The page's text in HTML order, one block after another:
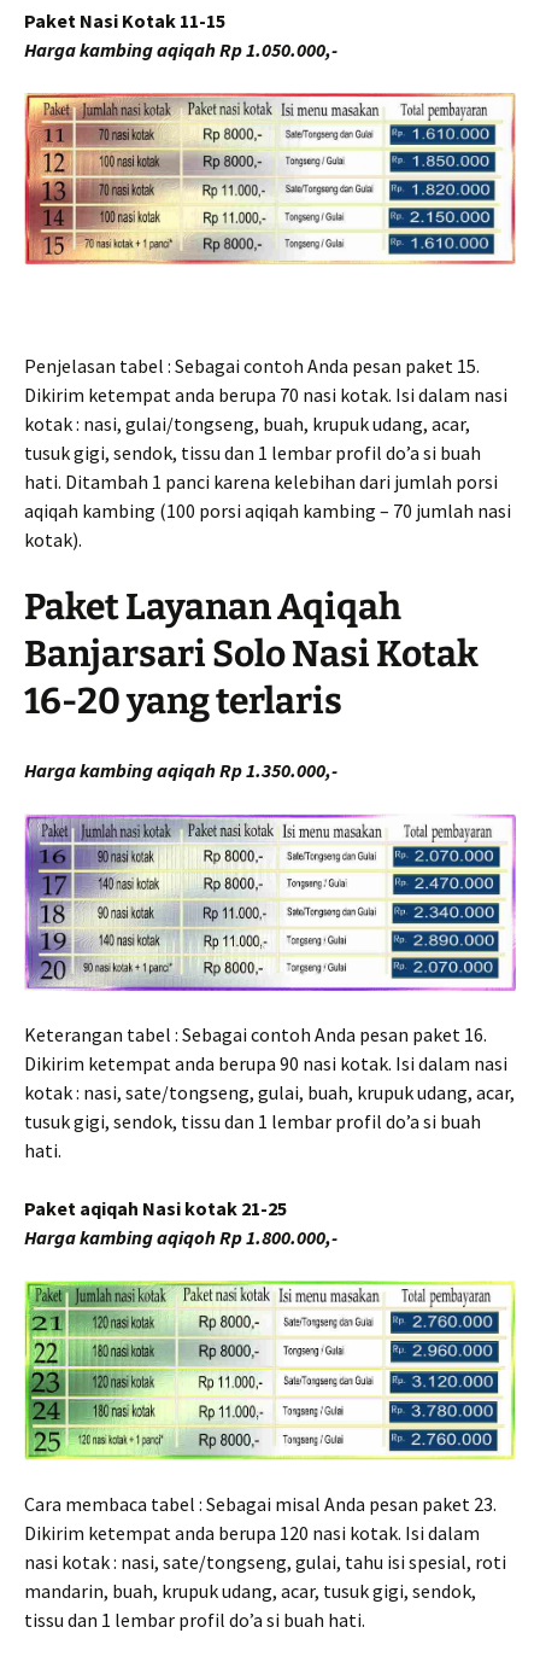
Paket Nasi Kotak 11-15
Harga kambing aqiqah Rp 1.050.000,-
Penjelasan tabel : Sebagai contoh Anda pesan paket 15.
Dikirim ketempat anda berupa 70 nasi kotak. Isi dalam nasi
kotak : nasi, gulai/tongseng, buah, krupuk udang, acar,
tusuk gigi, sendok, tissu dan 1 lembar profil do’a si buah
hati. Ditambah 1 panci karena kelebihan dari jumlah porsi
aqiqah kambing (100 porsi aqiqah kambing – 70 jumlah nasi
kotak).
Paket Layanan Aqiqah
Banjarsari Solo Nasi Kotak
16-20 yang terlaris
Harga kambing aqiqah Rp 1.350.000,-
Keterangan tabel : Sebagai contoh Anda pesan paket 16.
Dikirim ketempat anda berupa 90 nasi kotak. Isi dalam nasi
kotak : nasi, sate/tongseng, gulai, buah, krupuk udang, acar,
tusuk gigi, sendok, tissu dan 1 lembar profil do’a si buah
hati.
Paket aqiqah Nasi kotak 21-25
Harga kambing aqiqoh Rp 1.800.000,-
Cara membaca tabel : Sebagai misal Anda pesan paket 23.
Dikirim ketempat anda berupa 120 nasi kotak. Isi dalam
nasi kotak : nasi, sate/tongseng, gulai, tahu isi spesial, roti
mandarin, buah, krupuk udang, acar, tusuk gigi, sendok,
tissu dan 1 lembar profil do’a si buah hati.